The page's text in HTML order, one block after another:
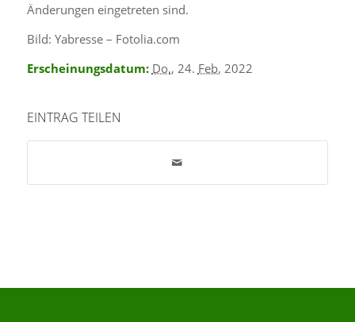
Änderungen eingetreten sind.
Bild: Yabresse – Fotolia.com
Erscheinungsdatum: Do., 24. Feb. 2022
EINTRAG TEILEN